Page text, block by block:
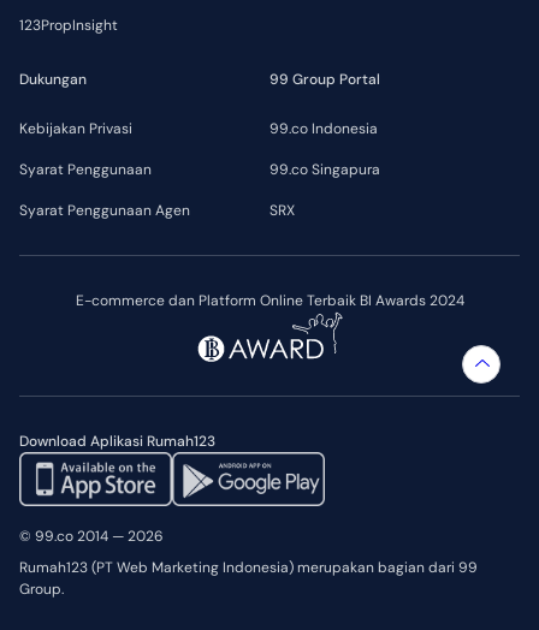
E-commerce dan Platform Online Terbaik BI Awards 2024
Download Aplikasi Rumah123
123PropInsight
Dukungan
Kebijakan Privasi
Syarat Penggunaan
Syarat Penggunaan Agen
99 Group Portal
99.co Indonesia
99.co Singapura
SRX
© 99.co 2014 — 2026
Rumah123 (PT Web Marketing Indonesia) merupakan bagian dari 99
Group.